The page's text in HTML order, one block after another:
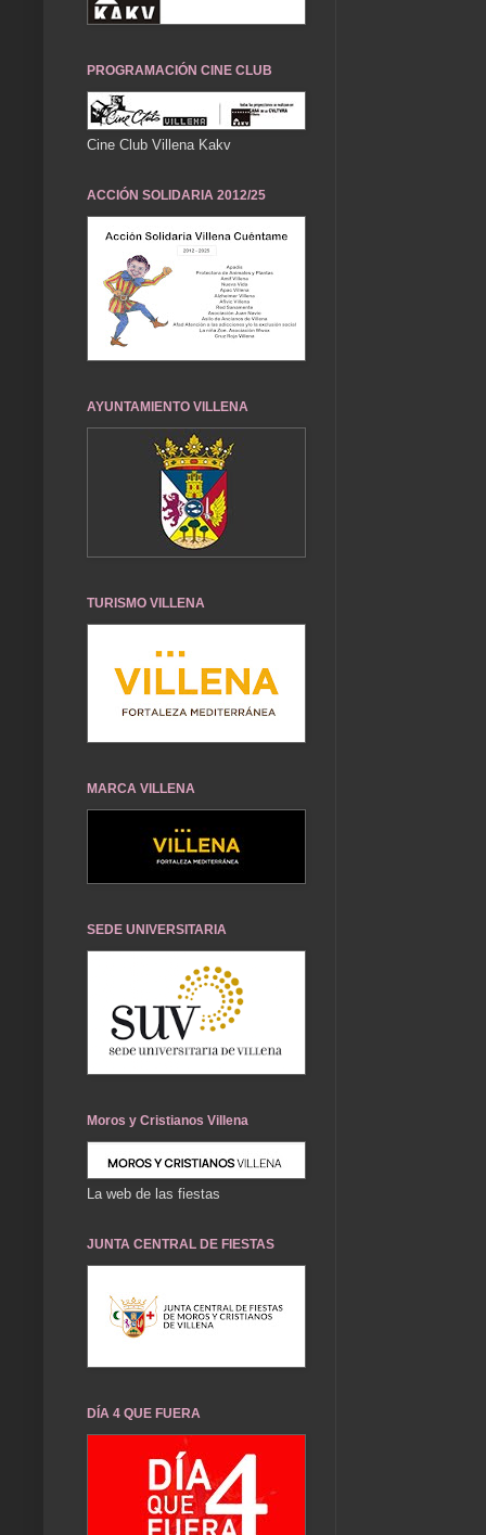
PROGRAMACIÓN CINE CLUB
Cine Club Villena Kakv
ACCIÓN SOLIDARIA 2012/25
AYUNTAMIENTO VILLENA
TURISMO VILLENA
MARCA VILLENA
SEDE UNIVERSITARIA
Moros y Cristianos Villena
La web de las fiestas
JUNTA CENTRAL DE FIESTAS
DÍA 4 QUE FUERA